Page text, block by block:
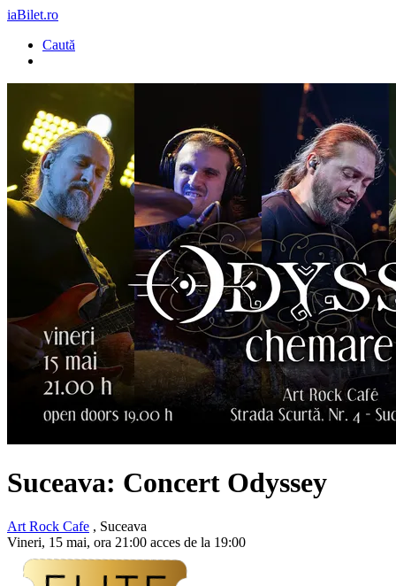
iaBilet.ro
Caută
Suceava: Concert Odyssey
Art Rock Cafe , Suceava
Vineri, 15 mai, ora 21:00 acces de la 19:00